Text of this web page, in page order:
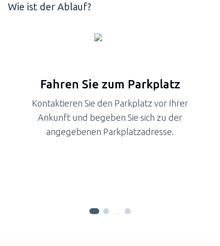
Wie ist der Ablauf?
Fahren Sie zum Parkplatz
Kontaktieren Sie den Parkplatz vor Ihrer
Ankunft und begeben Sie sich zu der
angegebenen Parkplatzadresse.
…